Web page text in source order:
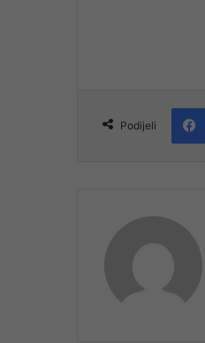
Podijeli